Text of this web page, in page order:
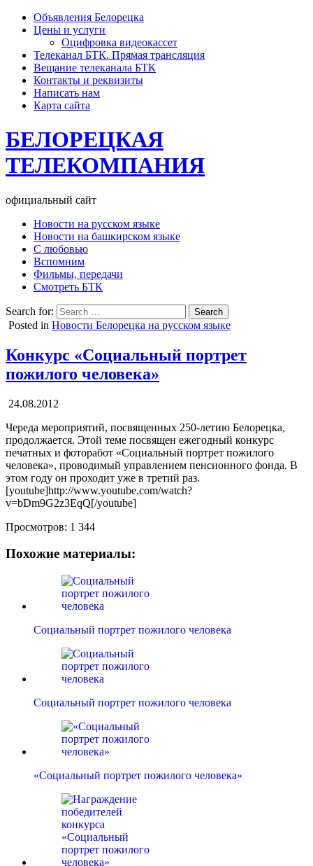
Объявления Белорецка
Цены и услуги
Оцифровка видеокассет
Телеканал БТК. Прямая трансляция
Вещание телеканала БТК
Контакты и реквизиты
Написать нам
Карта сайта
БЕЛОРЕЦКАЯ
ТЕЛЕКОМПАНИЯ
официальный сайт
Новости на русском языке
Новости на башкирском языке
С любовью
Вспомним
Фильмы, передачи
Смотреть БТК
Search for:
Posted in Новости Белорецка на русском языке
Конкурс «Социальный портрет
пожилого человека»
24.08.2012
Череда мероприятий, посвященных 250-летию Белорецка,
продолжается. Этой теме посвящен ежегодный конкурс
печатных и фоторабот «Социальный портрет пожилого
человека», проводимый управлением пенсионного фонда. В
этом году он проходит уже в третий раз.
[youtube]http://www.youtube.com/watch?
v=bDm9G2z3EqQ[/youtube]
Просмотров: 1 344
Похожие материалы:
Социальный портрет пожилого человека
Социальный портрет пожилого человека
«Социальный портрет пожилого человека»